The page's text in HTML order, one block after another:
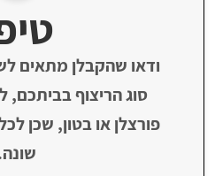
ודאו שהקבלן מתאים
סוג הריצוף
פורצלן או בטון, שכן